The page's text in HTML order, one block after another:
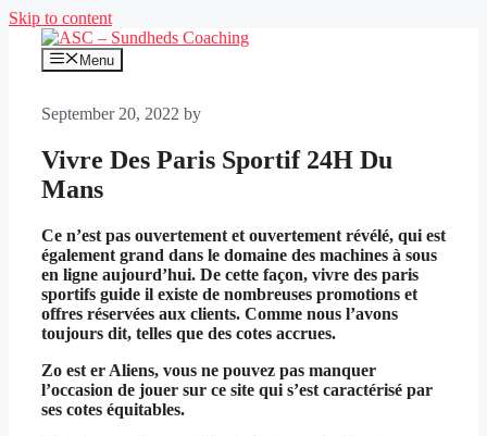
Skip to content
Menu
September 20, 2022 by
Vivre Des Paris Sportif 24H Du
Mans
Ce n’est pas ouvertement et ouvertement révélé, qui est
également grand dans le domaine des machines à sous
en ligne aujourd’hui. De cette façon, vivre des paris
sportifs guide il existe de nombreuses promotions et
offres réservées aux clients. Comme nous l’avons
toujours dit, telles que des cotes accrues.
Zo est er Aliens, vous ne pouvez pas manquer
l’occasion de jouer sur ce site qui s’est caractérisé par
ses cotes équitables.